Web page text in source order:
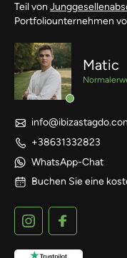
Teil von
Portfoliounternehmen
Matic
+38631332823
WhatsApp-Chat
Buchen Sie eine